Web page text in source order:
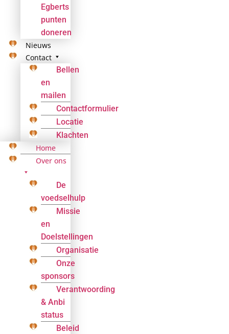
Egberts
punten
doneren
Nieuws
Contact
Bellen
en
mailen
Contactformulier
Locatie
Klachten
Home
Over ons
De
voedselhulp
Missie
en
Doelstellingen
Organisatie
Onze
sponsors
Verantwoording
& Anbi
status
Beleid